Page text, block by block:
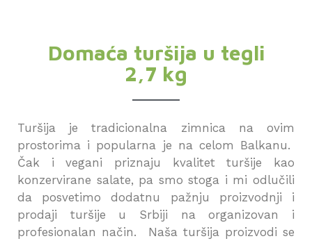
Domaća turšija u tegli
2,7 kg
Turšija je tradicionalna zimnica na ovim
prostorima i popularna je na celom Balkanu.
Čak i vegani priznaju kvalitet turšije kao
konzervirane salate, pa smo stoga i mi odlučili
da posvetimo dodatnu pažnju proizvodnji i
prodaji turšije u Srbiji na organizovan i
profesionalan način. Naša turšija proizvodi se